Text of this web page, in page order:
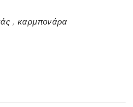
, καρμπονάρα